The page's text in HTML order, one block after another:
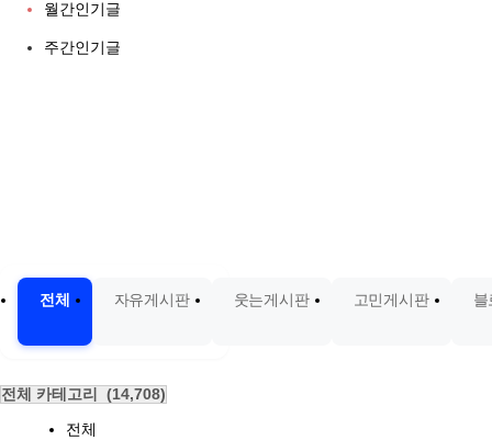
월간인기글
주간인기글
전체 자유게시판 웃는게시판 고민게시판 블
전체 카테고리 (14,708)
전체